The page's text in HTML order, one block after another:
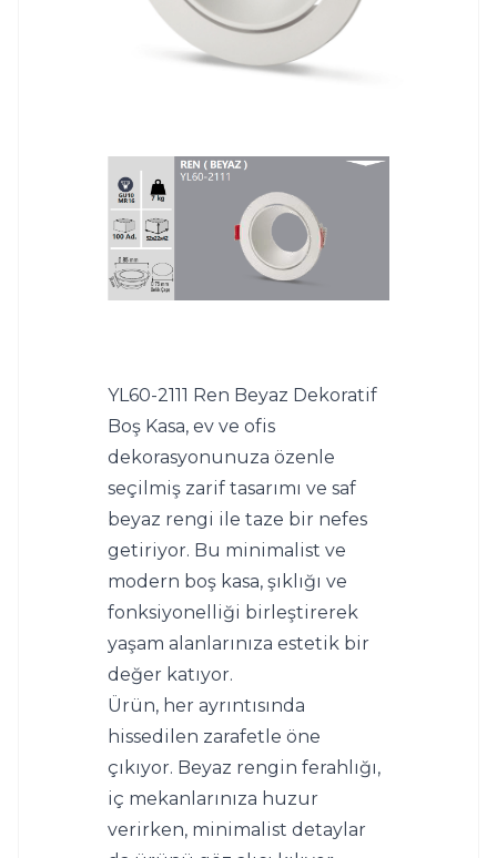
YL60-2111 Ren Beyaz Dekoratif
Boş Kasa, ev ve ofis
dekorasyonunuza özenle
seçilmiş zarif tasarımı ve saf
beyaz rengi ile taze bir nefes
getiriyor. Bu minimalist ve
modern boş kasa, şıklığı ve
fonksiyonelliği birleştirerek
yaşam alanlarınıza estetik bir
değer katıyor.
Ürün, her ayrıntısında
hissedilen zarafetle öne
çıkıyor. Beyaz rengin ferahlığı,
iç mekanlarınıza huzur
verirken, minimalist detaylar